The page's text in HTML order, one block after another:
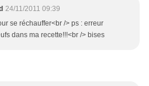
24/11/2011 09:39
se réchauffer<br /> ps : erreur
dans ma recette!!!<br /> bises